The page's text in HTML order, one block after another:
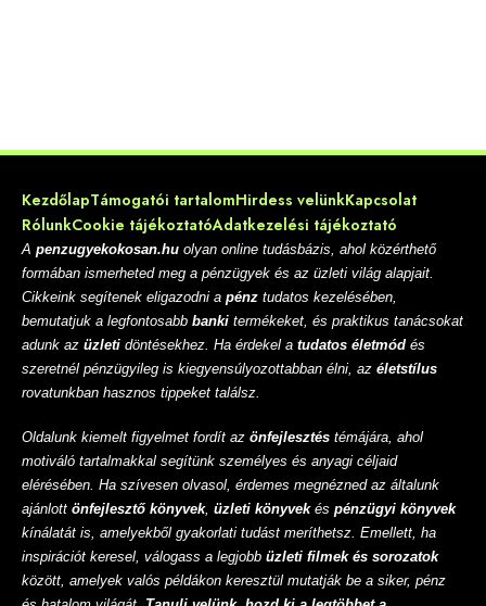
KezdőlapTámogatói tartalomHirdess velünkKapcsolat
RólunkCookie tájékoztatóAdatkezelési tájékoztató
A penzugyekokosan.hu olyan online tudásbázis, ahol közérthető
formában ismerheted meg a pénzügyek és az üzleti világ alapjait.
Cikkeink segítenek eligazodni a pénz tudatos kezelésében,
bemutatjuk a legfontosabb banki termékeket, és praktikus tanácsokat
adunk az üzleti döntésekhez. Ha érdekel a tudatos életmód és
szeretnél pénzügyileg is kiegyensúlyozottabban élni, az életstílus
rovatunkban hasznos tippeket találsz.
Oldalunk kiemelt figyelmet fordít az önfejlesztés témájára, ahol
motiváló tartalmakkal segítünk személyes és anyagi céljaid
elérésében. Ha szívesen olvasol, érdemes megnézned az általunk
ajánlott önfejlesztő könyvek, üzleti könyvekés pénzügyi könyvek
kínálatát is, amelyekből gyakorlati tudást meríthetsz. Emellett, ha
inspirációt keresel, válogass a legjobb üzleti filmek és sorozatok
között, amelyek valós példákon keresztül mutatják be a siker, pénz